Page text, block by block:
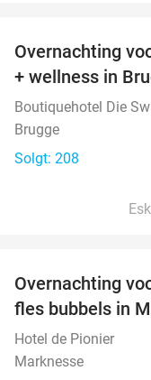
Overnachting
+ wellness in
Boutiquehotel Die
Brugge
Solgt: 208
Overnachting
fles bubbels in
Hotel de Pionier
Marknesse